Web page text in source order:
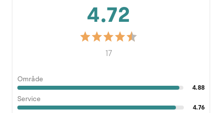
4.72
17
Område
4.88
Service
4.76